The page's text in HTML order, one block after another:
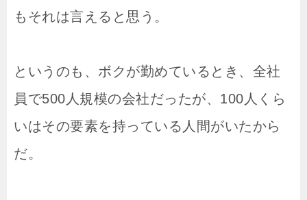
もそれは言えると思う。
というのも、ボクが勤めているとき、全社
員で500人規模の会社だったが、100人くら
いはその要素を持っている人間がいたから
だ。